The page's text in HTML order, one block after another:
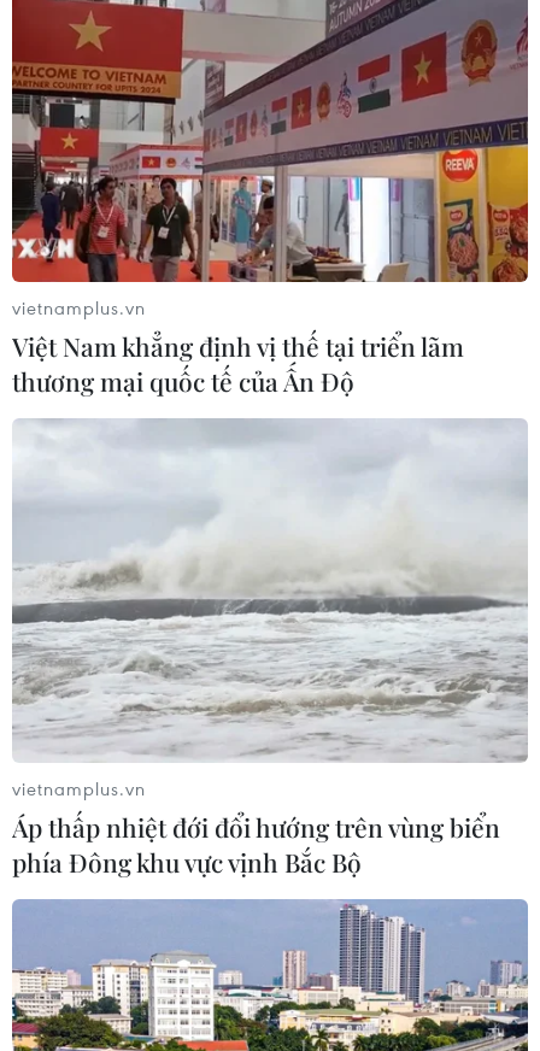
vietnamplus.vn
Việt Nam khẳng định vị thế tại triển lãm
thương mại quốc tế của Ấn Độ
vietnamplus.vn
Áp thấp nhiệt đới đổi hướng trên vùng biển
phía Đông khu vực vịnh Bắc Bộ